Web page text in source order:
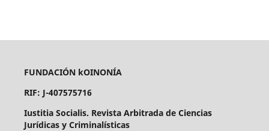
FUNDACIÓN kOINONÍA
RIF: J-407575716
Iustitia Socialis. Revista Arbitrada de Ciencias
Jurídicas y Criminalísticas